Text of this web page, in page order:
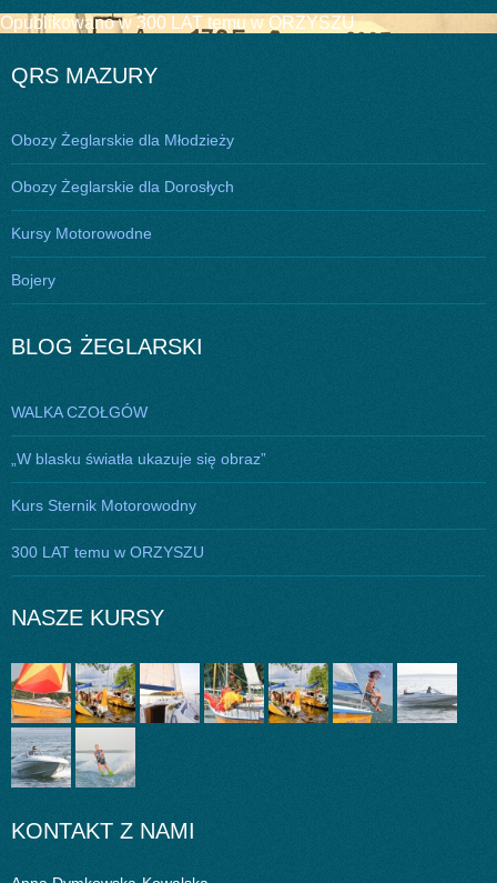
Nawigacja
Opublikowano w 300 LAT temu w ORZYSZU
QRS MAZURY
Obozy Żeglarskie dla Młodzieży
Obozy Żeglarskie dla Dorosłych
Kursy Motorowodne
Bojery
BLOG ŻEGLARSKI
WALKA CZOŁGÓW
„W blasku światła ukazuje się obraz”
Kurs Sternik Motorowodny
300 LAT temu w ORZYSZU
NASZE KURSY
KONTAKT Z NAMI